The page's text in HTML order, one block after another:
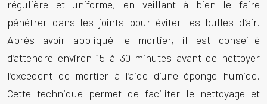
régulière et uniforme, en veillant à bien le faire
pénétrer dans les joints pour éviter les bulles d’air.
Après avoir appliqué le mortier, il est conseillé
d’attendre environ 15 à 30 minutes avant de nettoyer
l’excédent de mortier à l’aide d’une éponge humide.
Cette technique permet de faciliter le nettoyage et